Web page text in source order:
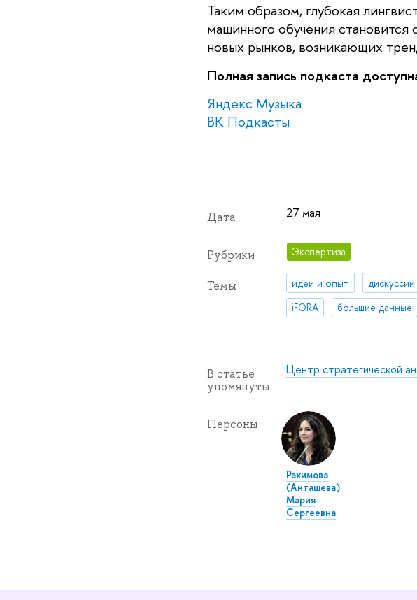
Таким образом, глубокая
машинного обучения
новых рынков, возникающих
Полная запись подкаста
Яндекс Музыка
ВК Подкасты
Дата 27 мая
Рубрики Экспертиза
Темы идеи и опыт дискуссии
iFORA
большие данные
В статье
упомянуты
Центр стратегической
Персоны
Рахимова
(Анташева)
Мария
Сергеевна